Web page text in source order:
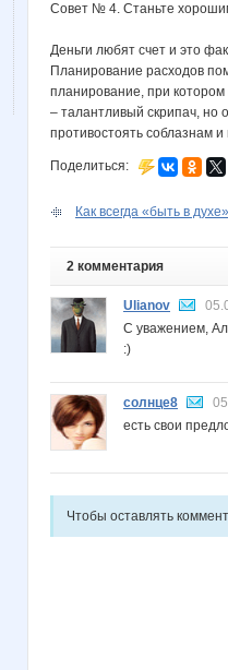
Совет № 4. Станьте
Деньги любят счет и это
Планирование расходов
планирование, при
– талантливый скрипач, но
противостоять соблазнам
Поделиться:
Как всегда «быть в
2 комментария
Ulianov
С уважением,
:)
солнце8
есть свои
Чтобы оставлять